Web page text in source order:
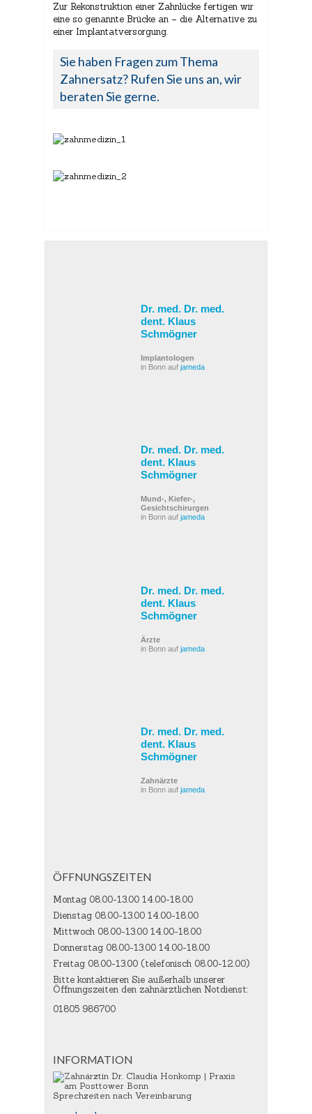
Zur Rekonstruktion einer Zahnlücke fertigen wir
eine so genannte Brücke an – die Alternative zu
einer Implantatversorgung.
Sie haben Fragen zum Thema
Zahnersatz? Rufen Sie uns an, wir
beraten Sie gerne.
Dr. med. Dr. med.
dent. Klaus
Schmögner
Implantologen
in Bonn auf jameda
Dr. med. Dr. med.
dent. Klaus
Schmögner
Mund-, Kiefer-,
Gesichtschirurgen
in Bonn auf jameda
Dr. med. Dr. med.
dent. Klaus
Schmögner
Ärzte
in Bonn auf jameda
Dr. med. Dr. med.
dent. Klaus
Schmögner
Zahnärzte
in Bonn auf jameda
ÖFFNUNGSZEITEN
Montag 08.00-13.00 14.00-18.00
Dienstag 08.00-13.00 14.00-18.00
Mittwoch 08.00-13.00 14.00-18.00
Donnerstag 08.00-13.00 14.00-18.00
Freitag 08.00-13.00 (telefonisch 08.00-12.00)
Bitte kontaktieren Sie außerhalb unserer
Öffnungszeiten den zahnärztlichen Notdienst:
01805 986700
INFORMATION
Sprechzeiten nach Vereinbarung